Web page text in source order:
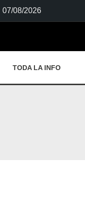
07/08/2026
TODA LA INFO